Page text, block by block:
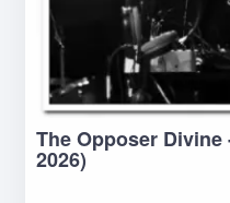
The Opposer
2026)